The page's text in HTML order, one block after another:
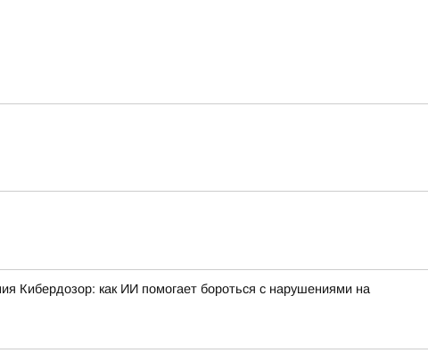
Кибердозор: как ИИ помогает бороться с нарушениями на